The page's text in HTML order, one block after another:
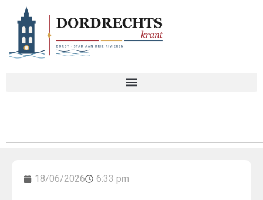
18/06/2026 6:33 pm